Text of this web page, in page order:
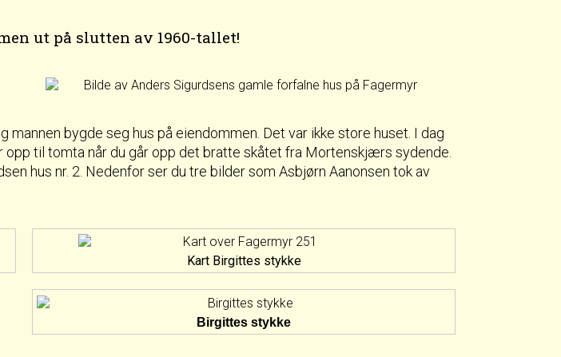
ut på slutten av 1960-tallet!
bygde seg hus på eiendommen. Det var ikke store huset. I dag
til tomta når du går opp det bratte skåtet fra Mortenskjærs sydende.
hus nr. 2. Nedenfor ser du tre bilder som Asbjørn Aanonsen tok av
Kart Birgittes stykke
Birgittes stykke